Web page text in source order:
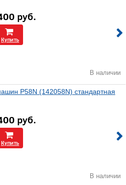
руб.
Купить
В наличии
P58N (142058N) стандартная
руб.
Купить
В наличии